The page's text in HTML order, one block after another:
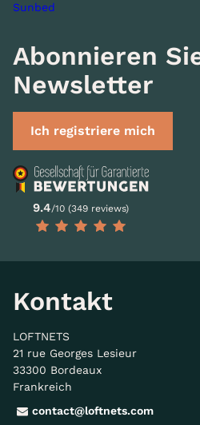
Sunbed
Abonnieren
Newsletter
Ich registriere mich
9.4/10 (349 reviews)
Kontakt
LOFTNETS
21 rue Georges Lesieur
33300 Bordeaux
Frankreich
contact@loftnets.com